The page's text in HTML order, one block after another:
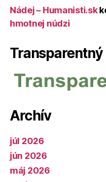
Nádej – Humanisti.sk
hmotnej núdzi
Archív
júl 2026
jún 2026
máj 2026